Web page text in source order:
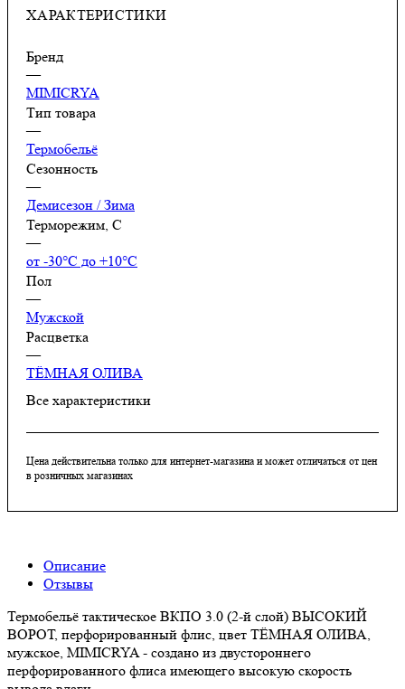
ХАРАКТЕРИСТИКИ
Бренд
—
MIMICRYA
Тип товара
—
Термобельё
Сезонность
—
Демисезон / Зима
Терморежим, C
—
от -30°С до +10°С
Пол
—
Мужской
Расцветка
—
ТЁМНАЯ ОЛИВА
Все характеристики
Цена действительна только для интернет-магазина и может отличаться от цен
в розничных магазинах
Описание
Отзывы
Термобельё тактическое ВКПО 3.0 (2-й слой) ВЫСОКИЙ
ВОРОТ, перфорированный флис, цвет ТЁМНАЯ ОЛИВА,
мужское, MIMICRYA - создано из двустороннего
перфорированного флиса имеющего высокую скорость